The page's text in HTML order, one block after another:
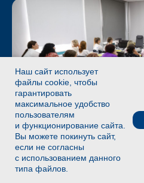
Наш сайт использует
файлы cookie, чтобы
гарантировать
максимальное удобство
пользователям
и функционирование сайта.
Вы можете покинуть сайт,
если не согласны
с использованием данного
типа файлов.